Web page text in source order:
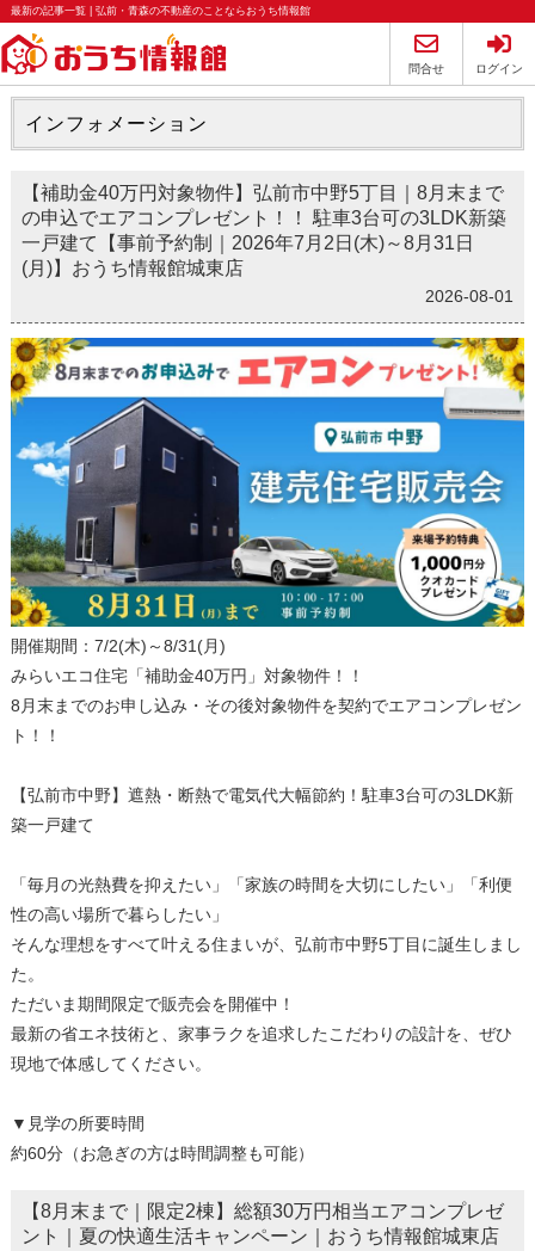
最新の記事一覧 | 弘前・青森の不動産のことならおうち情報館
問合せ ログイン
インフォメーション
【補助金40万円対象物件】弘前市中野5丁目｜8月末まで
の申込でエアコンプレゼント！！ 駐車3台可の3LDK新築
一戸建て【事前予約制｜2026年7月2日(木)～8月31日
(月)】おうち情報館城東店
2026-08-01
開催期間：7/2(木)～8/31(月)
みらいエコ住宅「補助金40万円」対象物件！！
8月末までのお申し込み・その後対象物件を契約でエアコンプレゼン
ト！！
【弘前市中野】遮熱・断熱で電気代大幅節約！駐車3台可の3LDK新
築一戸建て
「毎月の光熱費を抑えたい」「家族の時間を大切にしたい」「利便
性の高い場所で暮らしたい」
そんな理想をすべて叶える住まいが、弘前市中野5丁目に誕生しまし
た。
ただいま期間限定で販売会を開催中！
最新の省エネ技術と、家事ラクを追求したこだわりの設計を、ぜひ
現地で体感してください。
▼見学の所要時間
約60分（お急ぎの方は時間調整も可能）
【8月末まで｜限定2棟】総額30万円相当エアコンプレゼ
ント｜夏の快適生活キャンペーン｜おうち情報館城東店